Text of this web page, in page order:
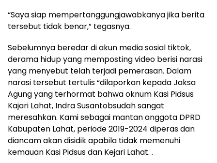
“Saya siap mempertanggungjawabkanya jika berita
tersebut tidak benar,” tegasnya.
Sebelumnya beredar di akun media sosial tiktok,
derama hidup yang memposting video berisi narasi
yang menyebut telah terjadi pemerasan. Dalam
narasi tersebut tertulis “dilaporkan kepada Jaksa
Agung yang terhormat bahwa oknum Kasi Pidsus
Kajari Lahat, Indra Susantobsudah sangat
meresahkan. Kami sebagai mantan anggota DPRD
Kabupaten Lahat, periode 2019-2024 diperas dan
diancam akan disidik apabila tidak memenuhi
kemauan Kasi Pidsus dan Kejari Lahat. .